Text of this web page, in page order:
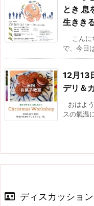
とき 息
生きき
こんに
で、今日
12月13
デリ＆
おはよ
スの氣温
ディスカッション